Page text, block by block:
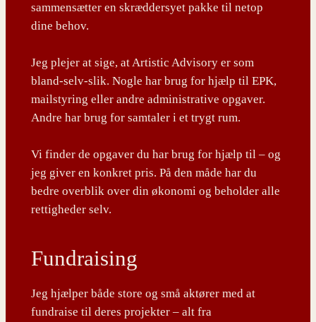
sammensætter en skræddersyet pakke til netop
dine behov.
Jeg plejer at sige, at Artistic Advisory er som
bland-selv-slik. Nogle har brug for hjælp til EPK,
mailstyring eller andre administrative opgaver.
Andre har brug for samtaler i et trygt rum.
Vi finder de opgaver du har brug for hjælp til – og
jeg giver en konkret pris. På den måde har du
bedre overblik over din økonomi og beholder alle
rettigheder selv.
Fundraising
Jeg hjælper både store og små aktører med at
fundraise til deres projekter – alt fra